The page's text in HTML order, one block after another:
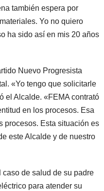
también espera por
Yo no quiero
ha sido así en mis 20 años
Nuevo Progresista
«Yo tengo que solicitarle
el Alcalde. «FEMA contrató
en los procesos. Esa
procesos. Esta situación es
este Alcalde y de nuestro
de salud de su padre
para atender su